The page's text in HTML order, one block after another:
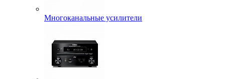
Многоканальные усилители